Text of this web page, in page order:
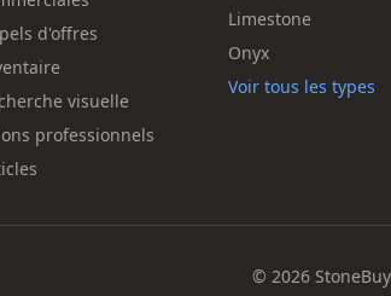
d'offres
visuelle
professionnels
Limestone
Onyx
Voir tous les types
© 2026